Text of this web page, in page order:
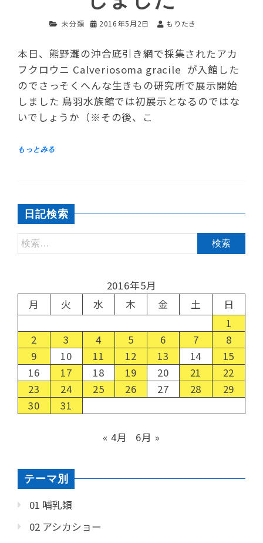
未分類 2016年5月2日 もりたき
本日、熊野灘の沖合底引き網で採集されたアカ
フクロウニ Calveriosoma gracile が入館した
のでさっそくへんな生きもの研究所で展示開始
しました 鳥羽水族館では初展示となるのではな
いでしょうか（※その後、こ
日記検索
2016年5月
月
火 水 木 金 土
日
1
2
3 4 5 6 7
8
9
10 11 12 13 14
15
16
17 18 19 20 21
22
23
24 25 26 27 28
29
30
31
« 4月 6月 »
テーマ別
01 哺乳類
02 アシカショー